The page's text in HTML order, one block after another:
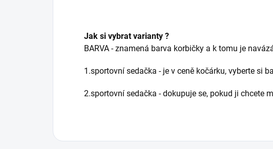
Jak si vybrat varianty ?
BARVA - znamená barva korbičky a k tomu je
1.sportovní sedačka - je v ceně kočárku, vyberte si
2.sportovní sedačka - dokupuje se, pokud ji chcete